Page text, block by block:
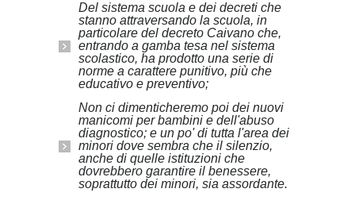
Del sistema scuola e dei decreti che
stanno attraversando la scuola, in
particolare del decreto Caivano che,
entrando a gamba tesa nel sistema
scolastico, ha prodotto una serie di
norme a carattere punitivo, più che
educativo e preventivo;
Non ci dimenticheremo poi dei nuovi
manicomi per bambini e dell'abuso
diagnostico; e un po' di tutta l'area dei
minori dove sembra che il silenzio,
anche di quelle istituzioni che
dovrebbero garantire il benessere,
soprattutto dei minori, sia assordante.